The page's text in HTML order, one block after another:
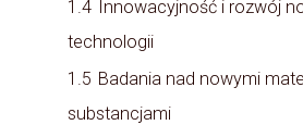
1.4 Innowacyjność i rozwój
technologii
1.5 Badania nad nowymi
substancjami